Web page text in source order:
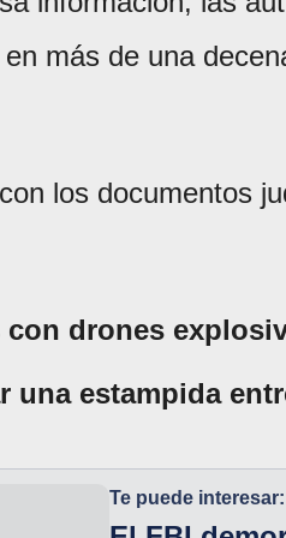
más de una
los documentos
con drones
una estampida
Te puede interesar: